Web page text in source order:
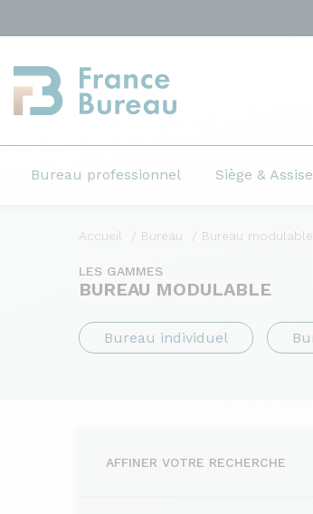
Bureau professionnel Siège & Assise
Accueil Bureau Bureau modulable
LES GAMMES
BUREAU MODULABLE
Bureau individuel
AFFINER VOTRE RECHERCHE